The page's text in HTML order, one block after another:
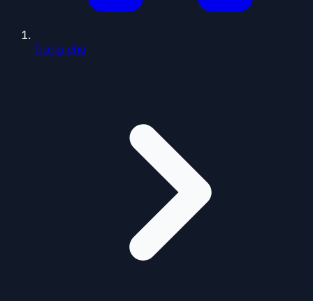
Trang chủ